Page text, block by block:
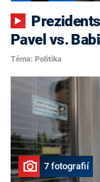
Pavel vs.
Téma: Politika
7 fotografií